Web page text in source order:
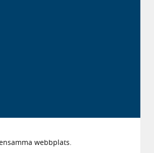
webbplats.